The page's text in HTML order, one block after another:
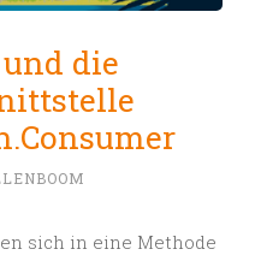
die
sich in eine Methode